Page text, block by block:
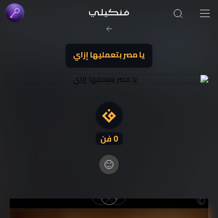
يا مصر بتعمليها إزاي
0فن
صورة الغلاف من فن
SOUFIANE Abid